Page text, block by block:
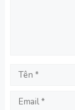
Tên
Email